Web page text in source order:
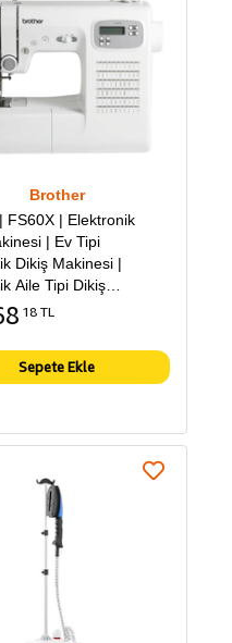
Brother
FS60X | Elektronik
| Ev Tipi
Dikiş Makinesi |
Aile Tipi Dikiş
18 TL
Sepete Ekle